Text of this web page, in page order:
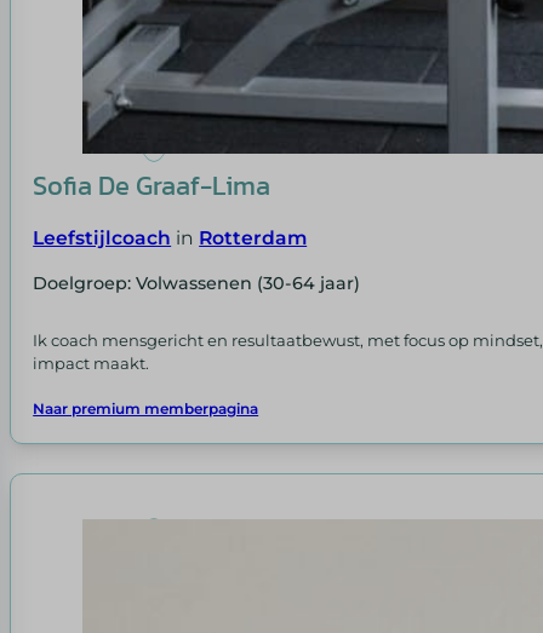
Sofia De Graaf-Lima
Leefstijlcoach in Rotterdam
Doelgroep: Volwassenen (30-64 jaar)
Ik coach mensgericht en resultaatbewust, met focus op
impact maakt.
Naar premium memberpagina